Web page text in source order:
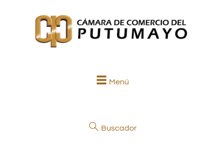
Menú
Buscador